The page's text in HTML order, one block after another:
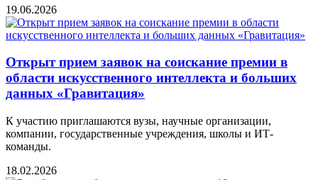
19.06.2026
Открыт прием заявок на соискание премии в
области искусственного интеллекта и больших
данных «Гравитация»
К участию приглашаются вузы, научные организации,
компании, государственные учреждения, школы и ИТ-
команды.
18.02.2026